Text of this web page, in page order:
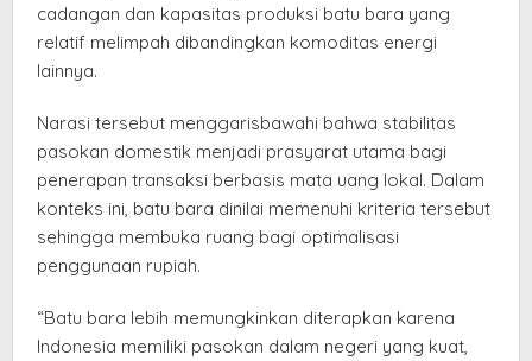
cadangan dan kapasitas produksi batu bara yang
relatif melimpah dibandingkan komoditas energi
lainnya.
Narasi tersebut menggarisbawahi bahwa stabilitas
pasokan domestik menjadi prasyarat utama bagi
penerapan transaksi berbasis mata uang lokal. Dalam
konteks ini, batu bara dinilai memenuhi kriteria tersebut
sehingga membuka ruang bagi optimalisasi
penggunaan rupiah.
“Batu bara lebih memungkinkan diterapkan karena
Indonesia memiliki pasokan dalam negeri yang kuat,